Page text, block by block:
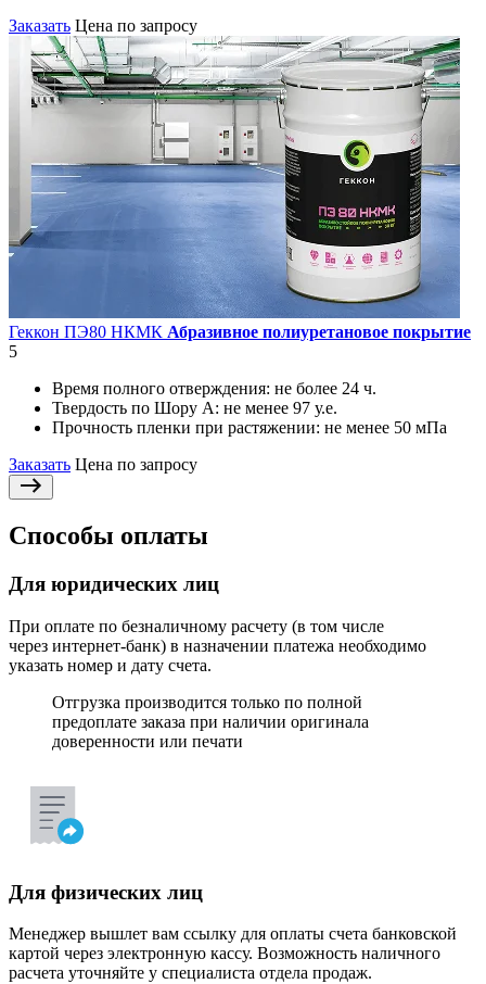
Заказать Цена по запросу
Геккон ПЭ80 НКМК Абразивное полиуретановое покрытие
5
Время полного отверждения: не более 24 ч.
Твердость по Шору А: не менее 97 у.е.
Прочность пленки при растяжении: не менее 50 мПа
Заказать Цена по запросу
Способы оплаты
Для юридических лиц
При оплате по безналичному расчету (в том числе
через интернет-банк) в назначении платежа необходимо
указать номер и дату счета.
Отгрузка производится только по полной
предоплате заказа при наличии оригинала
доверенности или печати
Для физических лиц
Менеджер вышлет вам ссылку для оплаты счета банковской
картой через электронную кассу. Возможность наличного
расчета уточняйте у специалиста отдела продаж.